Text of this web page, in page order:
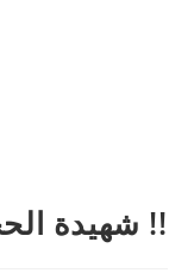
!! شهيدة